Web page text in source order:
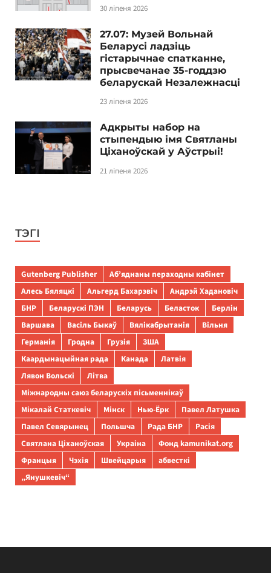
30 ліпеня 2026
27.07: Музей Вольнай
Беларусі ладзіць
гістарычнае спатканне,
прысвечанае 35-годдзю
беларускай Незалежнасці
23 ліпеня 2026
Адкрыты набор на
стыпендыю імя Святланы
Ціханоўскай у Аўстрыі!
21 ліпеня 2026
ТЭГІ
Gutenberg Publisher
Аб’яднаны пераходны кабінет
Алесь Бяляцкі
Альгерд Бахарэвіч
Андрэй Хадановіч
БНР
Беларускі ПЭН Беларусь Беласток
Берлін
Варшава
Васіль Быкаў Вялікабрытанія
Вільня
Германія
Гродна Грузія
ЗША
Каардынацыйная рада
Канада
Латвія
Лявон Вольскі
Літва
Міжнародны саюз беларускіх пісьменнікаў
Мікалай Статкевіч
Мінск Нью-Ёрк
Павел Латушка
Павел Севярынец
Польшча Рада БНР
Расія
Святлана Ціханоўская
Украіна
Фонд kamunikat.org
Францыя
Чэхія Швейцарыя
абвесткі
„Янушкевіч“